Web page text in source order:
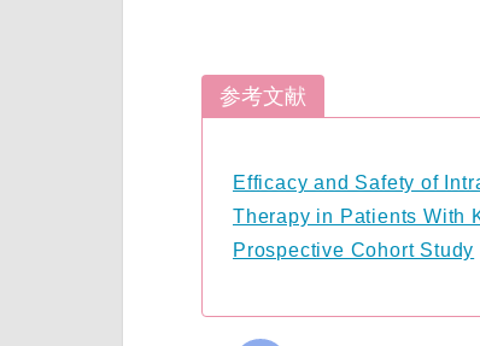
参考文献
Efficacy and Safety of
Therapy in Patients With
Prospective Cohort Study